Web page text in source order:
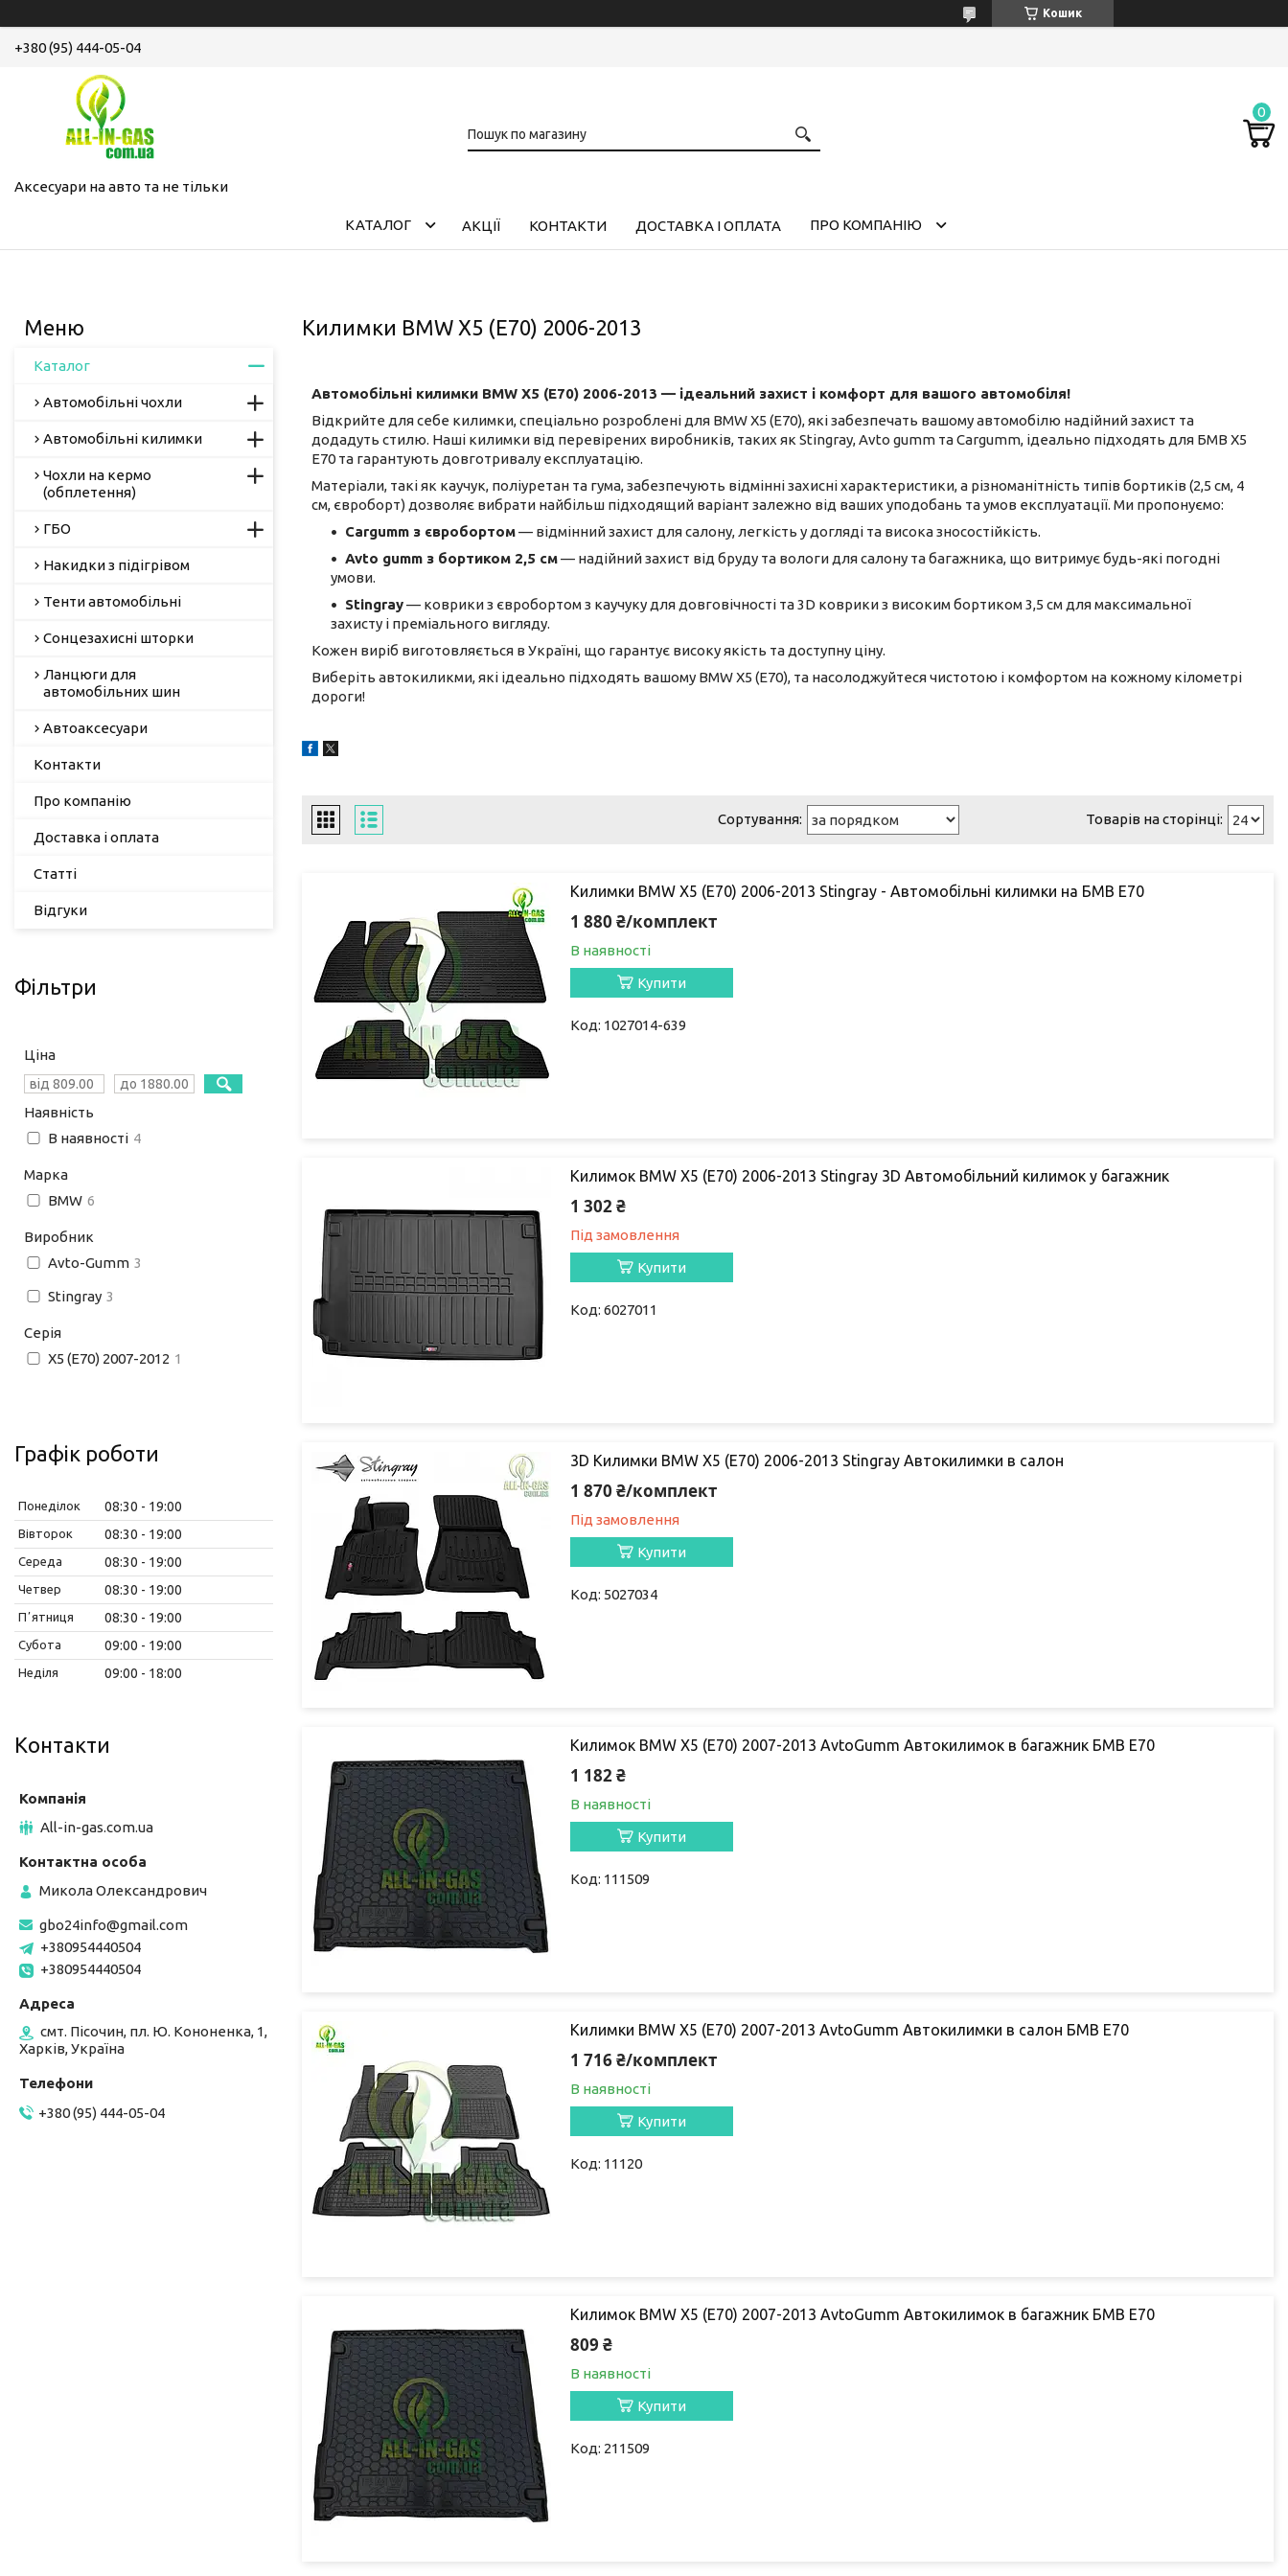
Кошик
+380 (95) 444-05-04
Аксесуари на авто та не тільки
КАТАЛОГ АКЦІЇ КОНТАКТИ ДОСТАВКА І ОПЛАТА ПРО КОМПАНІЮ
Килимки BMW X5 (E70) 2006-2013
Автомобільні килимки BMW X5 (E70) 2006-2013 — ідеальний захист і комфорт для вашого автомобіля!
Відкрийте для себе килимки, спеціально розроблені для BMW X5 (E70), які забезпечать вашому автомобілю надійний захист та
додадуть стилю. Наші килимки від перевірених виробників, таких як Stingray, Avto gumm та Cargumm, ідеально підходять для БМВ Х5
Е70 та гарантують довготривалу експлуатацію.
Матеріали, такі як каучук, поліуретан та гума, забезпечують відмінні захисні характеристики, а різноманітність типів бортиків (2,5 см, 4
см, євроборт) дозволяє вибрати найбільш підходящий варіант залежно від ваших уподобань та умов експлуатації. Ми пропонуємо:
Cargumm з євробортом— відмінний захист для салону, легкість у догляді та висока зносостійкість.
Avto gumm з бортиком 2,5 см— надійний захист від бруду та вологи для салону та багажника, що витримує будь-які погодні
умови.
Stingray— коврики з євробортом з каучуку для довговічності та 3D коврики з високим бортиком 3,5 см для максимальної
захисту і преміального вигляду.
Кожен виріб виготовляється в Україні, що гарантує високу якість та доступну ціну.
Виберіть автокиликми, які ідеально підходять вашому BMW X5 (E70), та насолоджуйтеся чистотою і комфортом на кожному кілометрі
дороги!
Килимки BMW X5 (E70) 2006-2013 Stingray - Автомобільні килимки на БМВ Е70
1 880 ₴/комплект
В наявності
Купити
1027014-639
Килимок BMW X5 (E70) 2006-2013 Stingray 3D Автомобільний килимок у багажник
1 302 ₴
Під замовлення
Купити
6027011
3D Килимки BMW X5 (E70) 2006-2013 Stingray Автокилимки в салон
1 870 ₴/комплект
Під замовлення
Купити
5027034
Килимок BMW X5 (E70) 2007-2013 AvtoGumm Автокилимок в багажник БМВ Е70
1 182 ₴
В наявності
Купити
111509
Килимки BMW X5 (E70) 2007-2013 AvtoGumm Автокилимки в салон БМВ Е70
1 716 ₴/комплект
В наявності
Купити
11120
Килимок BMW X5 (E70) 2007-2013 AvtoGumm Автокилимок в багажник БМВ Е70
809 ₴
В наявності
Купити
211509
Каталог
Автомобільні чохли
Автомобільні килимки
Чохли на кермо
(обплетення)
ГБО
Накидки з підігрівом
Тенти автомобільні
Сонцезахисні шторки
Ланцюги для
автомобільних шин
Автоаксесуари
Контакти
Про компанію
Доставка і оплата
Статті
Відгуки
Фільтри
Ціна
Наявність
В наявності 4
Марка
BMW 6
Виробник
Avto-Gumm 3
Stingray 3
Серія
X5 (E70) 2007-2012 1
Графік роботи
Понеділок 08:30 19:00
Вівторок 08:30 19:00
Середа 08:30 19:00
Четвер 08:30 19:00
Пʼятниця 08:30 19:00
Субота 09:00 19:00
Неділя 09:00 18:00
Контакти
All-in-gas.com.ua
Микола Олександрович
gbo24info@gmail.com
+380954440504
+380954440504
смт. Пісочин, пл. Ю. Кононенка, 1,
Харків, Україна
+380 (95) 444-05-04